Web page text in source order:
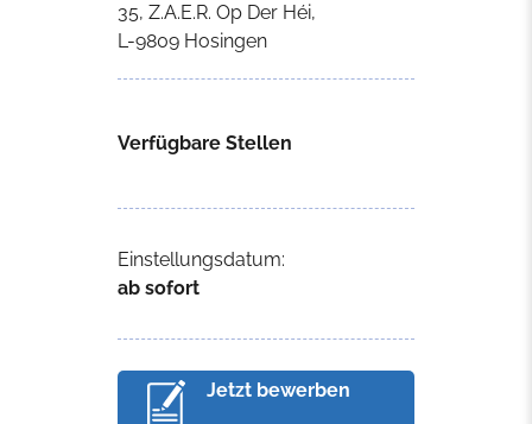
35, Z.A.E.R. Op Der Héi,
L-9809 Hosingen
Verfügbare Stellen
Einstellungsdatum:
ab sofort
Jetzt bewerben